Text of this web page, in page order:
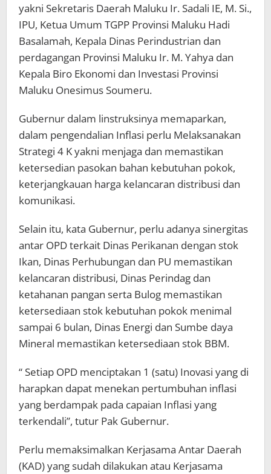
yakni Sekretaris Daerah Maluku Ir. Sadali IE, M. Si.,
IPU, Ketua Umum TGPP Provinsi Maluku Hadi
Basalamah, Kepala Dinas Perindustrian dan
perdagangan Provinsi Maluku Ir. M. Yahya dan
Kepala Biro Ekonomi dan Investasi Provinsi
Maluku Onesimus Soumeru.
Gubernur dalam linstruksinya memaparkan,
dalam pengendalian Inflasi perlu Melaksanakan
Strategi 4 K yakni menjaga dan memastikan
ketersedian pasokan bahan kebutuhan pokok,
keterjangkauan harga kelancaran distribusi dan
komunikasi.
Selain itu, kata Gubernur, perlu adanya sinergitas
antar OPD terkait Dinas Perikanan dengan stok
Ikan, Dinas Perhubungan dan PU memastikan
kelancaran distribusi, Dinas Perindag dan
ketahanan pangan serta Bulog memastikan
ketersediaan stok kebutuhan pokok menimal
sampai 6 bulan, Dinas Energi dan Sumbe daya
Mineral memastikan ketersediaan stok BBM.
“ Setiap OPD menciptakan 1 (satu) Inovasi yang di
harapkan dapat menekan pertumbuhan inflasi
yang berdampak pada capaian Inflasi yang
terkendali”, tutur Pak Gubernur.
Perlu memaksimalkan Kerjasama Antar Daerah
(KAD) yang sudah dilakukan atau Kerjasama